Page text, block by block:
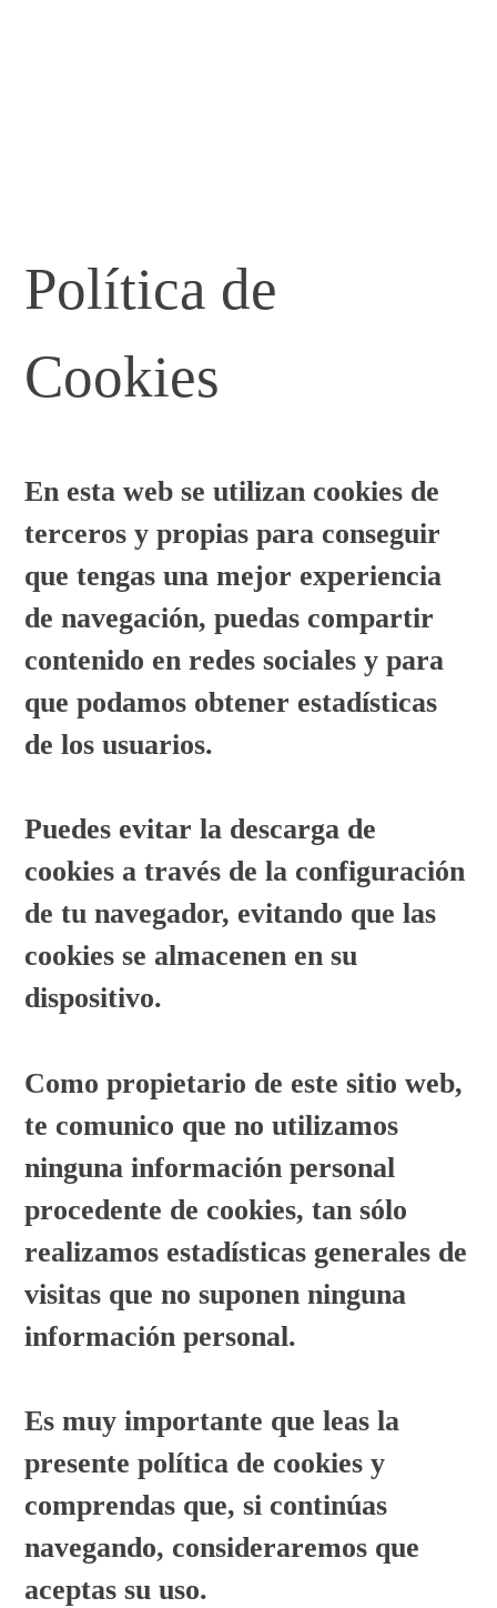
Política de
Cookies
En esta web se utilizan cookies de
terceros y propias para conseguir
que tengas una mejor experiencia
de navegación, puedas compartir
contenido en redes sociales y para
que podamos obtener estadísticas
de los usuarios.
Puedes evitar la descarga de
cookies a través de la configuración
de tu navegador, evitando que las
cookies se almacenen en su
dispositivo.
Como propietario de este sitio web,
te comunico que no utilizamos
ninguna información personal
procedente de cookies, tan sólo
realizamos estadísticas generales de
visitas que no suponen ninguna
información personal.
Es muy importante que leas la
presente política de cookies y
comprendas que, si continúas
navegando, consideraremos que
aceptas su uso.